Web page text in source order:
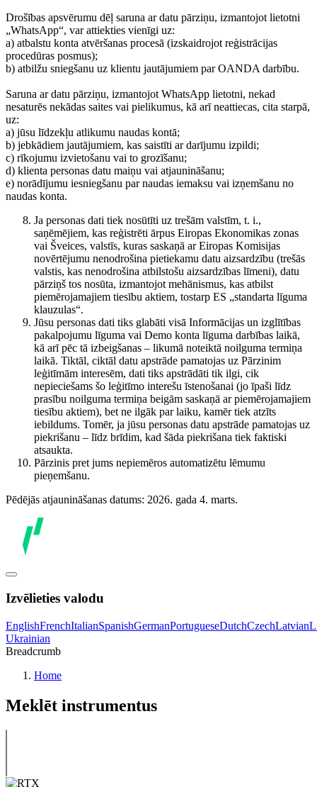
Drošības apsvērumu dēļ saruna ar datu pārziņu, izmantojot lietotni
„WhatsApp“, var attiekties vienīgi uz:
a) atbalstu konta atvēršanas procesā (izskaidrojot reģistrācijas
procedūras posmus);
b) atbilžu sniegšanu uz klientu jautājumiem par OANDA darbību.
Saruna ar datu pārziņu, izmantojot WhatsApp lietotni, nekad
nesaturēs nekādas saites vai pielikumus, kā arī neattiecas, cita starpā,
uz:
a) jūsu līdzekļu atlikumu naudas kontā;
b) jebkādiem jautājumiem, kas saistīti ar darījumu izpildi;
c) rīkojumu izvietošanu vai to grozīšanu;
d) klienta personas datu maiņu vai atjaunināšanu;
e) norādījumu iesniegšanu par naudas iemaksu vai izņemšanu no
naudas konta.
Ja personas dati tiek nosūtīti uz trešām valstīm, t. i.,
saņēmējiem, kas reģistrēti ārpus Eiropas Ekonomikas zonas
vai Šveices, valstīs, kuras saskaņā ar Eiropas Komisijas
novērtējumu nenodrošina pietiekamu datu aizsardzību (trešās
valstis, kas nenodrošina atbilstošu aizsardzības līmeni), datu
pārziņš tos nosūta, izmantojot mehānismus, kas atbilst
piemērojamajiem tiesību aktiem, tostarp ES „standarta līguma
klauzulas“.
Jūsu personas dati tiks glabāti visā Informācijas un izglītības
pakalpojumu līguma vai Demo konta līguma darbības laikā,
kā arī pēc tā izbeigšanas – likumā noteiktā noilguma termiņa
laikā. Tiktāl, ciktāl datu apstrāde pamatojas uz Pārzinim
leģitīmām interesēm, dati tiks apstrādāti tik ilgi, cik
nepieciešams šo leģitīmo interešu īstenošanai (jo īpaši līdz
prasību noilguma termiņa beigām saskaņā ar piemērojamajiem
tiesību aktiem), bet ne ilgāk par laiku, kamēr tiek atzīts
iebildums. Tomēr, ja jūsu personas datu apstrāde pamatojas uz
piekrišanu – līdz brīdim, kad šāda piekrišana tiek faktiski
atsaukta.
Pārzinis pret jums nepiemēros automatizētu lēmumu
pieņemšanu.
Pēdējās atjaunināšanas datums: 2026. gada 4. marts.
Izvēlieties valodu
EnglishFrenchItalianSpanishGermanPortugueseDutchCzechLatvian
Ukrainian
Breadcrumb
Home
Meklēt instrumentus